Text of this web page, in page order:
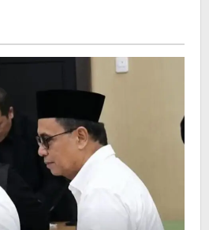
Hancur,
Berkas
Diduga
Milik
Orang
Lain